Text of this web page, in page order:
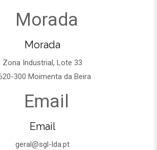
Morada
Zona Industrial, Lote 33
300 Moimenta da Beira
Email
geral@sgl-lda.pt